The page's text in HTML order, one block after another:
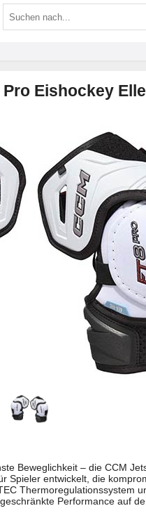
Pro Eishockey
Beweglichkeit – die CCM
Spieler entwickelt, die
Thermoregulationssystem
Performance auf